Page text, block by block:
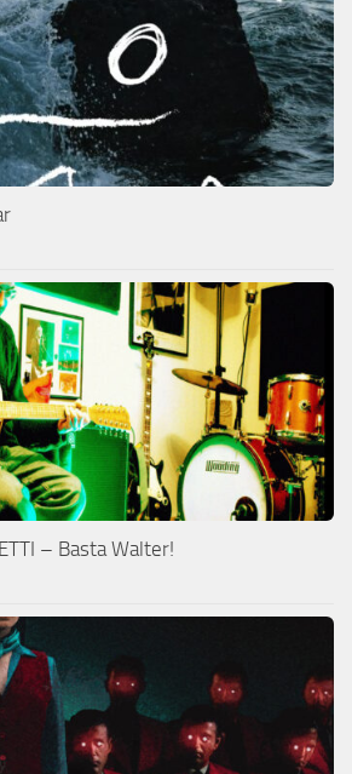
– Basta Walter!